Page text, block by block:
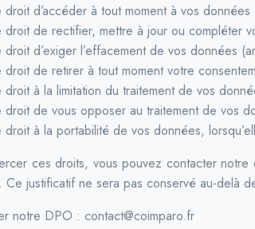
droit d’accéder à tout moment à vos
droit de rectifier, mettre à jour ou compléter
droit d’exiger l’effacement de vos données
droit de retirer à tout moment votre
droit à la limitation du traitement de vos
droit de vous opposer au traitement de vos
droit à la portabilité de vos données,
ces droits, vous pouvez contacter
justificatif ne sera pas conservé au-delà
notre DPO : contact@coimparo.fr